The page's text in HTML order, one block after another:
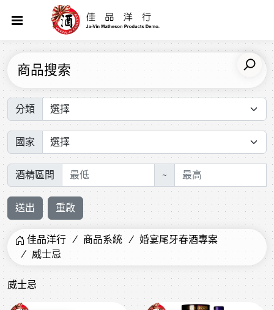
商品搜索
分類
國家
酒精區間 ~
送出 重啟
佳品洋行 商品系統
婚宴尾牙春酒專案
威士忌
威士忌